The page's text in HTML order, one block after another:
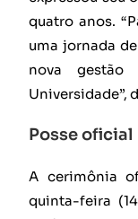
quatro anos.
uma jornada
nova gestão
Universidade”,
Posse oficial
A cerimônia
quinta-feira